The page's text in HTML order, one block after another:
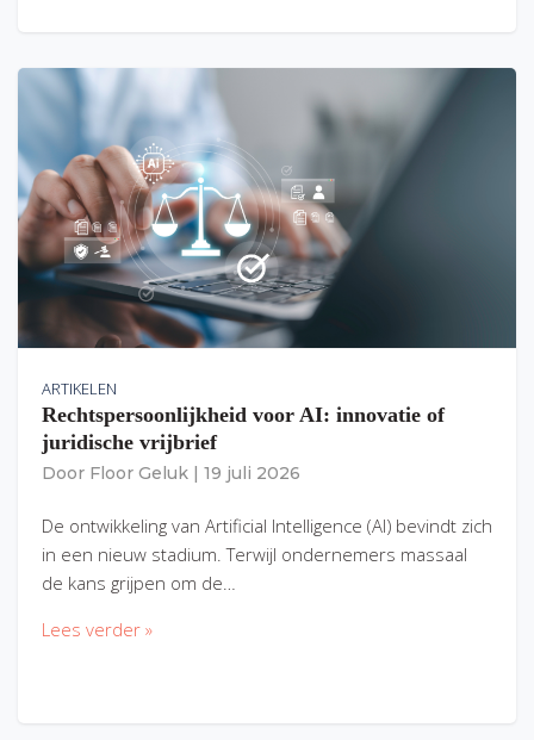
ARTIKELEN
Rechtspersoonlijkheid voor AI: innovatie of
juridische vrijbrief
Door Floor Geluk 19 juli 2026
De ontwikkeling van Artificial Intelligence (AI) bevindt zich
in een nieuw stadium. Terwijl ondernemers massaal
de kans grijpen om de…
Lees verder »